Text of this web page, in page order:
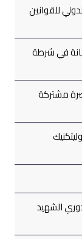
للقوانين
في شرطة
مشتركة
الشهيد